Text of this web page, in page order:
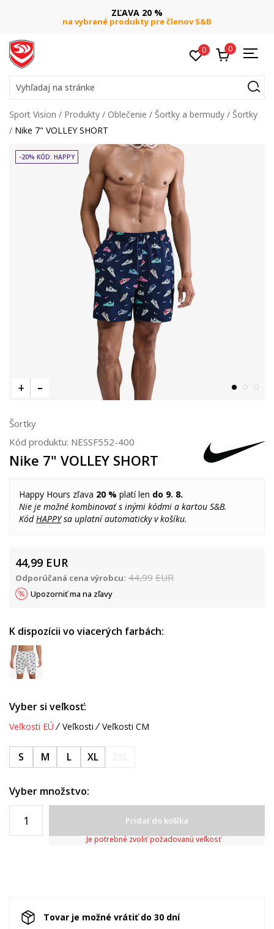
ZĽAVA 20 %
na vybrané produkty pre členov S&B
0 0
Vyhľadaj na stránke
Sport Vision Produkty Oblečenie Šortky a bermudy
Šortky
Nike 7" VOLLEY SHORT
-20% KÓD: HAPPY
Šortky
Kód produktu: NESSF552-400
Nike 7" VOLLEY SHORT
Happy Hours zľava 20 % platí len do 9. 8.
Nie je možné kombinovať s inými kódmi a kartou S&B.
KódHAPPYsa uplatní automaticky v košíku.
44,99 EUR
Odporúčaná cena výrobcu: 44,99 EUR
Upozorniť ma na zľavy
K dispozícii vo viacerých farbách:
Vyber si veľkosť:
Veľkosti EÚ Veľkosti Veľkosti CM
S M L XL
Vyber množstvo:
Pridať do košíka
Je potrebné zvoliť požadovanú veľkosť
Tovar je možné vrátiť do 30 dní